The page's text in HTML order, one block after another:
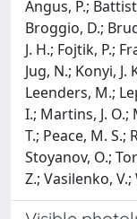
Angus, P.;
Broggio, D.;
J. H.; Fojtik, P.;
Jug, N.; Konyi, J.
Leenders, M.;
I.; Martins, J. O.;
T.; Peace, M. S.;
Stoyanov, O.;
Z.; Vasilenko, V.;